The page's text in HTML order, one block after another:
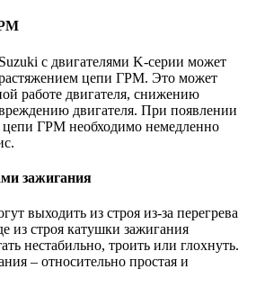
с двигателями K-серии может
цепи ГРМ. Это может
работе двигателя, снижению
двигателя. При появлении
цепи ГРМ необходимо немедленно
зажигания
выходить из строя из-за перегрева
из строя катушки зажигания
нестабильно, троить или глохнуть.
– относительно простая и